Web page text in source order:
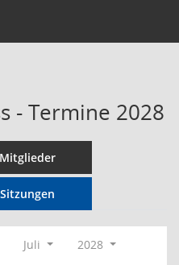
- Termine 2028
Mitglieder
Sitzungen
Juli
2028